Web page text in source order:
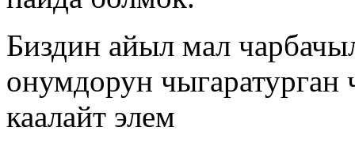
Биздин айыл мал
онумдорун чыгаратурган
каалайт элем